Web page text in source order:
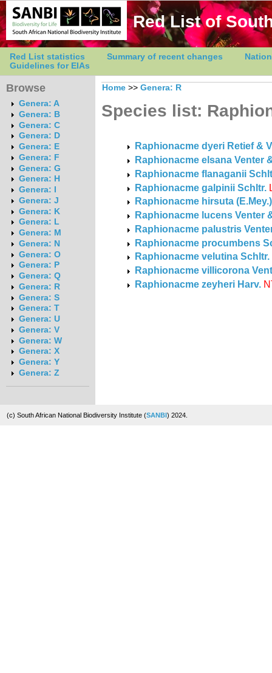
Red List of
Red List statistics Summary of recent changes
Guidelines for EIAs
Browse
Genera: A
Genera: B
Genera: C
Genera: D
Genera: E
Genera: F
Genera: G
Genera: H
Genera: I
Genera: J
Genera: K
Genera: L
Genera: M
Genera: N
Genera: O
Genera: P
Genera: Q
Genera: R
Genera: S
Genera: T
Genera: U
Genera: V
Genera: W
Genera: X
Genera: Y
Genera: Z
Home >> Genera: R
Species list:
Raphionacme dyeri Retief &
Raphionacme elsana Venter
Raphionacme flanaganii
Raphionacme galpinii Schltr.
Raphionacme hirsuta
Raphionacme lucens Venter
Raphionacme palustris
Raphionacme procumbens
Raphionacme velutina Schltr.
Raphionacme villicorona
Raphionacme zeyheri Harv.
(c) South African National Biodiversity Institute (SANBI) 2024.